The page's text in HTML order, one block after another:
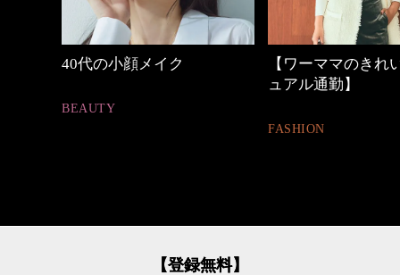
40代の小顔メイク
BEAUTY
【ワーママのきれ
ュアル通勤】
FASHION
【登録無料】